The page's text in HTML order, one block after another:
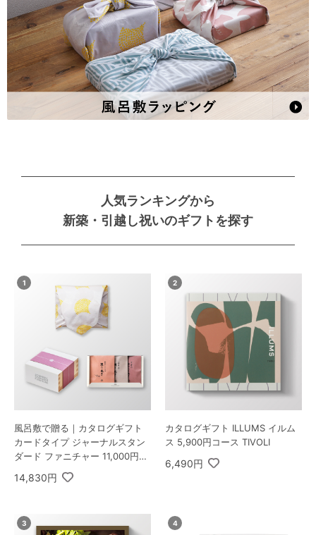
人気ランキングから
新築・引越し祝いのギフトを探す
風呂敷で贈る｜カタログギフト
カードタイプ ジャーナルスタン
ダード ファニチャー 11,000円コ
ース 蘭 ＋ 極旨 つまみセットI
14,830円
カタログギフト ILLUMS イルム
ス 5,900円コース TIVOLI
6,490円